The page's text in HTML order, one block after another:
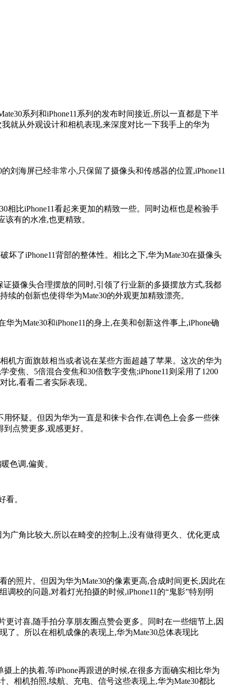
系列和iPhone11系列的发布时间接近,所以一直都是下半
就从外观设计和相机表现,来深度对比一下我手上的华为
刘海屏已经非常小,只保留了摄像头和传感器的位置,iPhone11
相比iPhone11看起来更加的精致一些。同时边框也是检验手
有的水准,也更精致。
坏了iPhone11背部的整体性。相比之下,华为Mate30在摄像头
摄像头合理摆放的同时,引领了行业新的多摄摆放方式,我都
的创新也使得华为Mate30的外观更加精致漂亮。
为Mate30和iPhone11的身上,在美和创新这件事上,iPhone确
机方面旗鼓相当或者说在某些方面超越了苹果。这次的华为
变焦、5倍混合变焦和30倍数字变焦;iPhone11则采用了1200
比,看看二者实际表现。
怀疑。但因为华为一直是和徕卡合作,在调色上会多一些徕
点赞更多,观感更好。
色调,偏黄。
看。
广角比较大,所以在畸变的控制上,没有做得更久、优化更成
的照片。但因为华为Mate30的像素更高,合成时间更长,因此在
校的问题,对着灯光拍摄的时候,iPhone11的“鬼影”特别明
讨喜,随手拍分享朋友圈点赞会更多。同时在一些细节上,因
了。所以在相机成像的表现上,华为Mate30总体表现比
上的执着,等iPhone再跟进的时候,在很多方面确实相比华为
相机拍照,续航、充电、信号这些表现上,华为Mate30都比